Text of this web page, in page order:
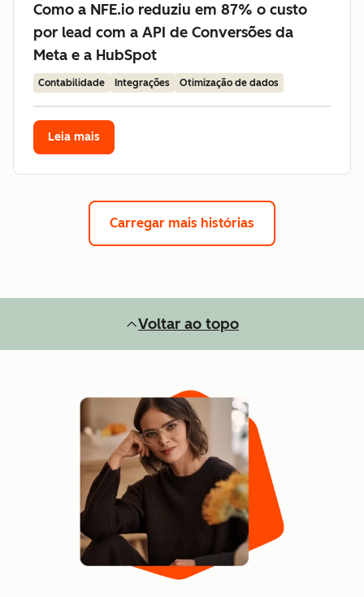
Como a NFE.io reduziu em 87% o custo
por lead com a API de Conversões da
Meta e a HubSpot
Contabilidade Integrações Otimização de dados
Leia mais
Carregar mais histórias
Voltar ao topo